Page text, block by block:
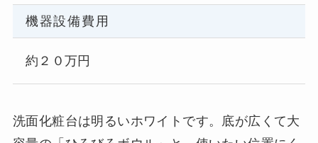
機器設備費用
約２０万円
洗面化粧台は明るいホワイトです。底が広くて大